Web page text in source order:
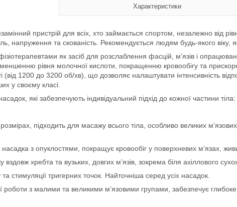
Характеристики
пристрій для всіх, хто займається спортом, незалежно від
напруження та скованість. Рекомендується людям будь-якого віку,
як засіб для розслаблення фасцій, м’язів і
рівня молочної кислоти, покращенню кровообігу та
1200 до 3200 об/хв), що дозволяє налаштувати інтенсивність
у своєму класі.
які забезпечують індивідуальний підхід до кожної частини тіла:
підходить для масажу всього тіла, особливо великих
з опуклостями, покращує кровообіг у поверхневих м’язах,
вздовж хребта та вузьких, довгих м’язів, зокрема біля ахіллового
стимуляції тригерних точок. Найточніша серед усіх насадок.
роботи з малими та великими м’язовими групами, забезпечує